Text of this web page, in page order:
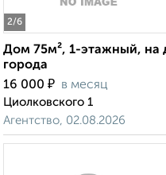
2/6
Дом 75м², 1-этажный, на
города
16 000 ₽ в месяц
Циолковского 1
Агентство, 02.08.2026